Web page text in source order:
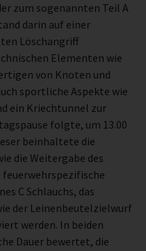
zum sogenannten Teil A
darin auf einer
Löschangriff
Elementen wie
von Knoten und
sportliche Aspekte wie
ein Kriechtunnel zur
folgte, um 13.00
beinhaltete die
die Weitergabe des
C Schlauchs, das
der Leinenbeutelzielwurf
werden. In beiden
Dauer bewertet, die